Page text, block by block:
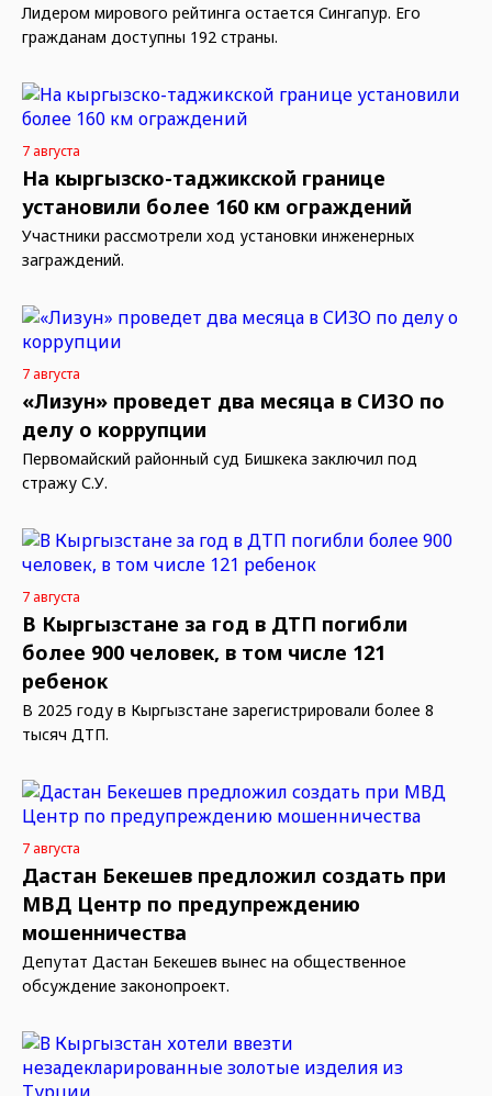
Лидером мирового рейтинга остается Сингапур. Его
гражданам доступны 192 страны.
7 августа
На кыргызско-таджикской границе
установили более 160 км ограждений
Участники рассмотрели ход установки инженерных
заграждений.
7 августа
«Лизун» проведет два месяца в СИЗО по
делу о коррупции
Первомайский районный суд Бишкека заключил под
стражу С.У.
7 августа
В Кыргызстане за год в ДТП погибли
более 900 человек, в том числе 121
ребенок
В 2025 году в Кыргызстане зарегистрировали более 8
тысяч ДТП.
7 августа
Дастан Бекешев предложил создать при
МВД Центр по предупреждению
мошенничества
Депутат Дастан Бекешев вынес на общественное
обсуждение законопроект.